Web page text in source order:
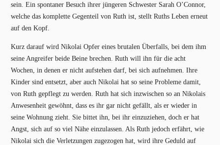
sein. Ein spontaner Besuch ihrer jüngeren Schwester Sarah O’Connor,
welche das komplette Gegenteil von Ruth ist, stellt Ruths Leben erneut
auf den Kopf.
Kurz darauf wird Nikolai Opfer eines brutalen Überfalls, bei dem ihm
seine Angreifer beide Beine brechen. Ruth will ihn für die acht
Wochen, in denen er nicht aufstehen darf, bei sich aufnehmen. Ihre
Kinder sind entsetzt, aber auch Nikolai hat so seine Probleme damit,
von Ruth gepflegt zu werden. Ruth hat sich inzwischen so an Nikolais
Anwesenheit gewöhnt, dass es ihr gar nicht gefällt, als er wieder in
seine Wohnung zieht. Sie bittet ihn, bei ihr einzuziehen, doch er hat
Angst, sich auf so viel Nähe einzulassen. Als Ruth jedoch erfährt, wie
Nikolai sich die Verletzungen zugezogen hat, wird ihre Geduld auf